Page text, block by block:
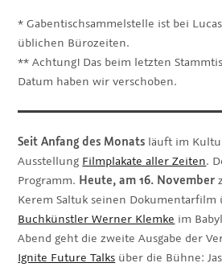
* Gabentischsammelstelle ist bei
üblichen Bürozeiten.
** Achtung! Das beim letzten
Datum haben wir verschoben.
Seit Anfang des Monats läuft im
Ausstellung Filmplakate aller Zeiten.
Programm. Heute, am 16. November
Kerem Saltuk seinen Dokumentarfilm
Buchkünstler Werner Klemke im
Abend geht die zweite Ausgabe der
Ignite Future Talks über die Bühne: